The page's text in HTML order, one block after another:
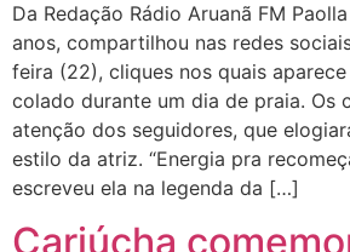
Da Redação Rádio Aruanã FM
anos, compartilhou nas redes
feira (22), cliques nos quais
colado durante um dia de praia. Os
atenção dos seguidores, que
estilo da atriz. “Energia pra
escreveu ela na legenda da […]
Cariúcha